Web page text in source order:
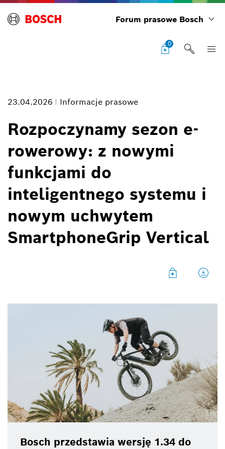
Forum prasowe Bosch
0
23.04.2026 Informacje prasowe
Rozpoczynamy sezon e-
rowerowy: z nowymi
funkcjami do
inteligentnego systemu i
nowym uchwytem
SmartphoneGrip Vertical
Bosch przedstawia wersję 1.34 do
Opis zdjęcia
Dzięki najnowszej aktualizacji aplikacji eBike Flow
można teraz zmierzyć swoje umiejętności.